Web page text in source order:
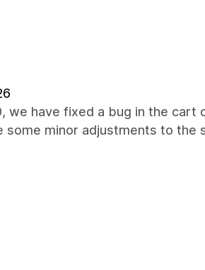
we have fixed a bug in the
some minor adjustments to the